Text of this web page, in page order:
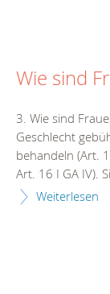
Wie sind
3. Wie sind
Geschlecht
behandeln (Art.
Art. 16 I GA IV).
Weiterlesen